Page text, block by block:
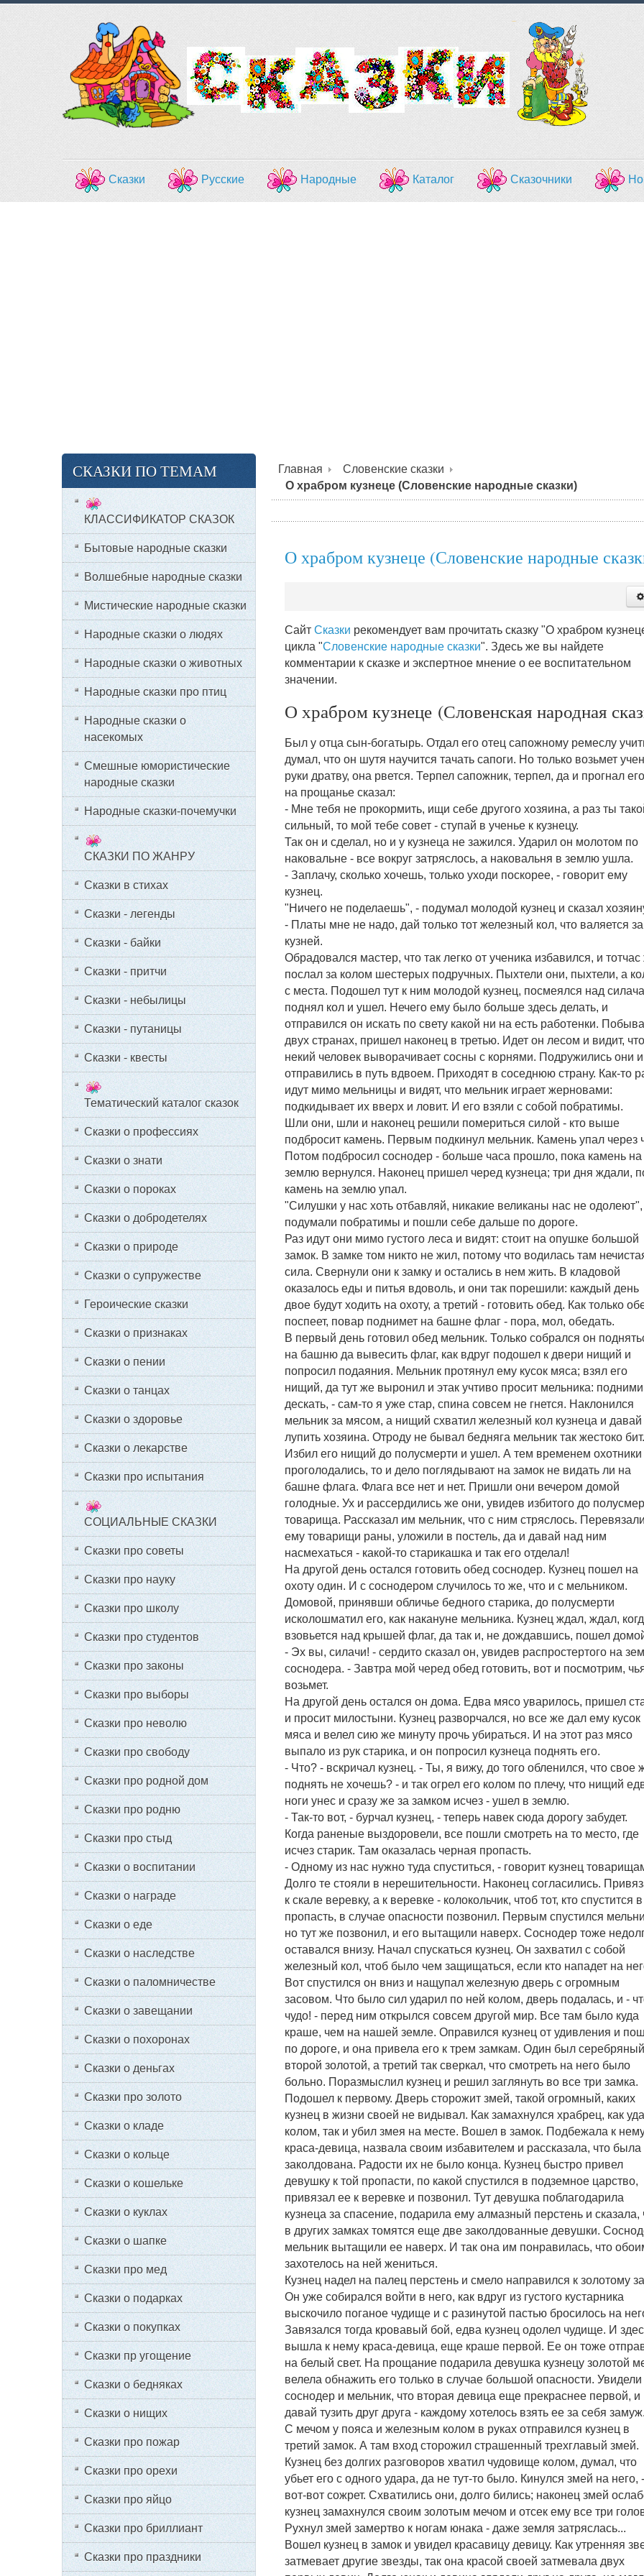
Сказки Русские Народные Каталог Сказочники
Главная
Словенские сказки
О храбром кузнеце (Словенские народные сказки)
О храбром кузнеце (Словенские народные
Сайт Сказки рекомендует вам прочитать сказку "О храбром
цикла "Словенские народные сказки". Здесь же вы найдете
комментарии к сказке и экспертное мнение о ее воспитательном
значении.
О храбром кузнеце (Словенская народная
Был у отца сын-богатырь. Отдал его отец сапожному ремеслу
думал, что он шутя научится тачать сапоги. Но только возьмет
руки дратву, она рвется. Терпел сапожник, терпел, да и прогнал
на прощанье сказал:
- Мне тебя не прокормить, ищи себе другого хозяина, а раз ты
сильный, то мой тебе совет - ступай в ученье к кузнецу.
Так он и сделал, но и у кузнеца не зажился. Ударил он молотом по
наковальне - все вокруг затряслось, а наковальня в землю ушла.
- Заплачу, сколько хочешь, только уходи поскорее, - говорит ему
кузнец.
"Ничего не поделаешь", - подумал молодой кузнец и сказал
- Платы мне не надо, дай только тот железный кол, что валяется за
кузней.
Обрадовался мастер, что так легко от ученика избавился, и
послал за колом шестерых подручных. Пыхтели они, пыхтели, а
с места. Подошел тут к ним молодой кузнец, посмеялся над
поднял кол и ушел. Нечего ему было больше здесь делать, и
отправился он искать по свету какой ни на есть работенки.
двух странах, пришел наконец в третью. Идет он лесом и видит, что
некий человек выворачивает сосны с корнями. Подружились они и
отправились в путь вдвоем. Приходят в соседнюю страну. Как-то
идут мимо мельницы и видят, что мельник играет жерновами:
подкидывает их вверх и ловит. И его взяли с собой побратимы.
Шли они, шли и наконец решили помериться силой - кто выше
подбросит камень. Первым подкинул мельник. Камень упал через
Потом подбросил соснодер - больше часа прошло, пока камень на
землю вернулся. Наконец пришел черед кузнеца; три дня ждали,
камень на землю упал.
"Силушки у нас хоть отбавляй, никакие великаны нас не
подумали побратимы и пошли себе дальше по дороге.
Раз идут они мимо густого леса и видят: стоит на опушке большой
замок. В замке том никто не жил, потому что водилась там
сила. Свернули они к замку и остались в нем жить. В кладовой
оказалось еды и питья вдоволь, и они так порешили: каждый день
двое будут ходить на охоту, а третий - готовить обед. Как только
поспеет, повар поднимет на башне флаг - пора, мол, обедать.
В первый день готовил обед мельник. Только собрался он
на башню да вывесить флаг, как вдруг подошел к двери нищий и
попросил подаяния. Мельник протянул ему кусок мяса; взял его
нищий, да тут же выронил и этак учтиво просит мельника:
дескать, - сам-то я уже стар, спина совсем не гнется. Наклонился
мельник за мясом, а нищий схватил железный кол кузнеца и давай
лупить хозяина. Отроду не бывал бедняга мельник так жестоко бит.
Избил его нищий до полусмерти и ушел. А тем временем охотники
проголодались, то и дело поглядывают на замок не видать ли на
башне флага. Флага все нет и нет. Пришли они вечером домой
голодные. Ух и рассердились же они, увидев избитого до
товарища. Рассказал им мельник, что с ним стряслось. Перевязали
ему товарищи раны, уложили в постель, да и давай над ним
насмехаться - какой-то старикашка и так его отделал!
На другой день остался готовить обед соснодер. Кузнец пошел на
охоту один. И с соснодером случилось то же, что и с мельником.
Домовой, принявши обличье бедного старика, до полусмерти
исколошматил его, как накануне мельника. Кузнец ждал, ждал,
взовьется над крышей флаг, да так и, не дождавшись, пошел
- Эх вы, силачи! - сердито сказал он, увидев распростертого на
соснодера. - Завтра мой черед обед готовить, вот и посмотрим,
возьмет.
На другой день остался он дома. Едва мясо уварилось, пришел
и просит милостыни. Кузнец разворчался, но все же дал ему кусок
мяса и велел сию же минуту прочь убираться. И на этот раз мясо
выпало из рук старика, и он попросил кузнеца поднять его.
- Что? - вскричал кузнец. - Ты, я вижу, до того обленился, что свое
поднять не хочешь? - и так огрел его колом по плечу, что нищий
ноги унес и сразу же за замком исчез - ушел в землю.
- Так-то вот, - бурчал кузнец, - теперь навек сюда дорогу забудет.
Когда раненые выздоровели, все пошли смотреть на то место, где
исчез старик. Там оказалась черная пропасть.
- Одному из нас нужно туда спуститься, - говорит кузнец
Долго те стояли в нерешительности. Наконец согласились.
к скале веревку, а к веревке - колокольчик, чтоб тот, кто спустится в
пропасть, в случае опасности позвонил. Первым спустился
но тут же позвонил, и его вытащили наверх. Соснодер тоже
оставался внизу. Начал спускаться кузнец. Он захватил с собой
железный кол, чтоб было чем защищаться, если кто нападет на
Вот спустился он вниз и нащупал железную дверь с огромным
засовом. Что было сил ударил по ней колом, дверь подалась, и -
чудо! - перед ним открылся совсем другой мир. Все там было куда
краше, чем на нашей земле. Оправился кузнец от удивления и
по дороге, и она привела его к трем замкам. Один был
второй золотой, а третий так сверкал, что смотреть на него было
больно. Поразмыслил кузнец и решил заглянуть во все три замка.
Подошел к первому. Дверь сторожит змей, такой огромный, каких
кузнец в жизни своей не видывал. Как замахнулся храбрец, как
колом, так и убил змея на месте. Вошел в замок. Подбежала к
краса-девица, назвала своим избавителем и рассказала, что была
заколдована. Радости их не было конца. Кузнец быстро привел
девушку к той пропасти, по какой спустился в подземное царство,
привязал ее к веревке и позвонил. Тут девушка поблагодарила
кузнеца за спасение, подарила ему алмазный перстень и сказала,
в других замках томятся еще две заколдованные девушки.
мельник вытащили ее наверх. И так она им понравилась, что
захотелось на ней жениться.
Кузнец надел на палец перстень и смело направился к золотому
Он уже собирался войти в него, как вдруг из густого кустарника
выскочило поганое чудище и с разинутой пастью бросилось на
Завязался тогда кровавый бой, едва кузнец одолел чудище. И
вышла к нему краса-девица, еще краше первой. Ее он тоже
на белый свет. На прощание подарила девушка кузнецу золотой
велела обнажить его только в случае большой опасности. Увидели
соснодер и мельник, что вторая девица еще прекраснее первой, и
давай тузить друг друга - каждому хотелось взять ее за себя замуж.
С мечом у пояса и железным колом в руках отправился кузнец в
третий замок. А там вход сторожил страшенный трехглавый змей.
Кузнец без долгих разговоров хватил чудовище колом, думал, что
убьет его с одного удара, да не тут-то было. Кинулся змей на него, -
вот-вот сожрет. Схватились они, долго бились; наконец змей
кузнец замахнулся своим золотым мечом и отсек ему все три
Рухнул змей замертво к ногам юнака - даже земля затряслась...
Вошел кузнец в замок и увидел красавицу девицу. Как утренняя
затмевает другие звезды, так она красой своей затмевала двух
СКАЗКИ ПО ТЕМАМ
КЛАССИФИКАТОР СКАЗОК
Бытовые народные сказки
Волшебные народные сказки
Мистические народные сказки
Народные сказки о людях
Народные сказки о животных
Народные сказки про птиц
Народные сказки о
насекомых
Смешные юмористические
народные сказки
Народные сказки-почемучки
СКАЗКИ ПО ЖАНРУ
Сказки в стихах
Сказки - легенды
Сказки - байки
Сказки - притчи
Сказки - небылицы
Сказки - путаницы
Сказки - квесты
Тематический каталог сказок
Сказки о профессиях
Сказки о знати
Сказки о пороках
Сказки о добродетелях
Сказки о природе
Сказки о супружестве
Героические сказки
Сказки о признаках
Сказки о пении
Сказки о танцах
Сказки о здоровье
Сказки о лекарстве
Сказки про испытания
СОЦИАЛЬНЫЕ СКАЗКИ
Сказки про советы
Сказки про науку
Сказки про школу
Сказки про студентов
Сказки про законы
Сказки про выборы
Сказки про неволю
Сказки про свободу
Сказки про родной дом
Сказки про родню
Сказки про стыд
Сказки о воспитании
Сказки о награде
Сказки о еде
Сказки о наследстве
Сказки о паломничестве
Сказки о завещании
Сказки о похоронах
Сказки о деньгах
Сказки про золото
Сказки о кладе
Сказки о кольце
Сказки о кошельке
Сказки о куклах
Сказки о шапке
Сказки про мед
Сказки о подарках
Сказки о покупках
Сказки пр угощение
Сказки о бедняках
Сказки о нищих
Сказки про пожар
Сказки про орехи
Сказки про яйцо
Сказки про бриллиант
Сказки про праздники